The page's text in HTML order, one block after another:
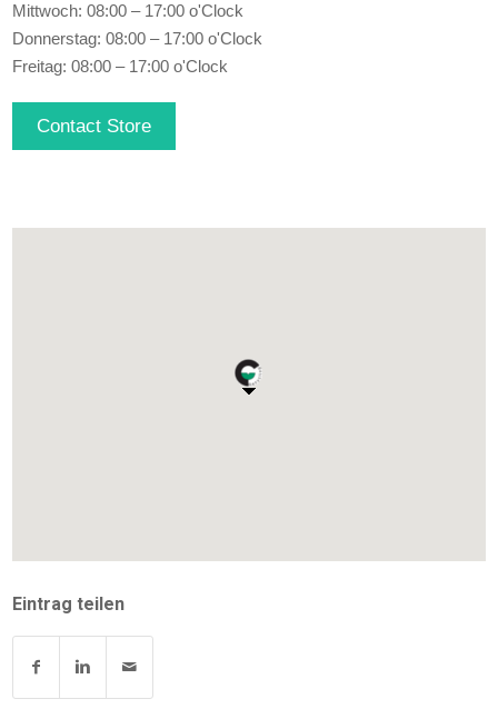
Mittwoch: 08:00 – 17:00 o'Clock
Donnerstag: 08:00 – 17:00 o'Clock
Freitag: 08:00 – 17:00 o'Clock
Contact Store
Eintrag teilen